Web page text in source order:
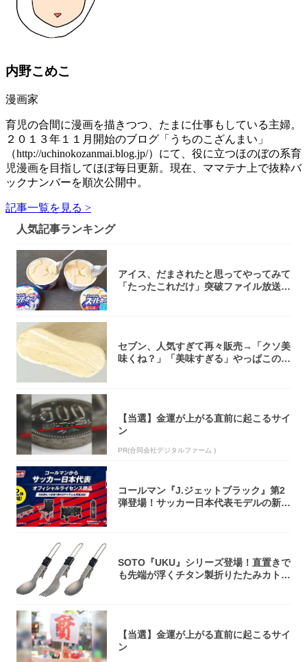
内野こめこ
漫画家
育児の合間に漫画を描きつつ、たまに仕事もしている主婦。
２０１３年１１月開始のブログ「うちのこざんまい」
（http://uchinokozanmai.blog.jp/）にて、役に立つほのぼの系育
児漫画を目指してほぼ毎日更新。現在、ママテナ上で抜粋バ
ックナンバーを順次公開中。
記事一覧を見る >
人気記事ランキング
アイス、だまされたと思ってやってみて
「たったこれだけ」突破ファイル放送で
セブン、人気すぎて再々販売→「クソ美
味くね？」「美味すぎる」やっぱこのク
【当選】金運が上がる直前に起こるサイ
ン
PR(合同会社デジタルファーム )
コールマン『J.ジェットブラック』第2
弾登場！サッカー日本代表モデルの新作
SOTO『UKU』シリーズ登場！直置きで
も先端が浮くチタン製折りたたみカトラ
【当選】金運が上がる直前に起こるサイ
ン